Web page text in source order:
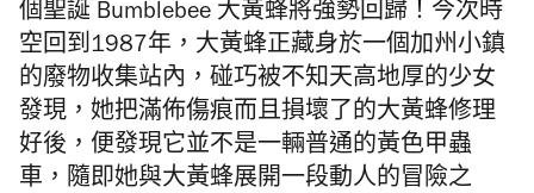
個聖誕 Bumblebee 大黃蜂將強勢回歸！今次時
空回到1987年，大黃蜂正藏身於一個加州小鎮
的廢物收集站內，碰巧被不知天高地厚的少女
發現，她把滿佈傷痕而且損壞了的大黃蜂修理
好後，便發現它並不是一輛普通的黃色甲蟲
車，隨即她與大黃蜂展開一段動人的冒險之